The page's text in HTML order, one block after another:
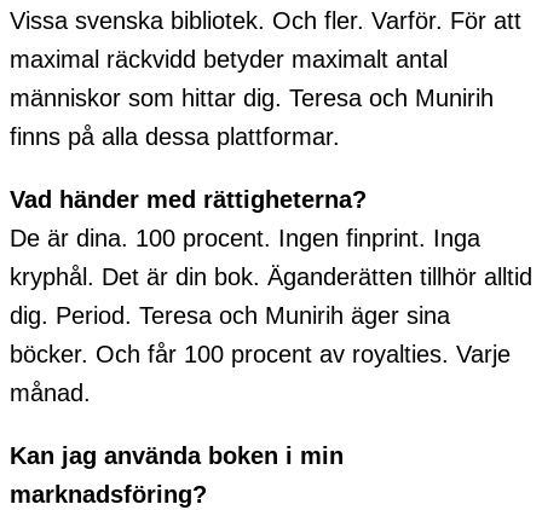
Vissa svenska bibliotek. Och fler. Varför. För att
maximal räckvidd betyder maximalt antal
människor som hittar dig. Teresa och Munirih
finns på alla dessa plattformar.
Vad händer med rättigheterna?
De är dina. 100 procent. Ingen finprint. Inga
kryphål. Det är din bok. Äganderätten tillhör alltid
dig. Period. Teresa och Munirih äger sina
böcker. Och får 100 procent av royalties. Varje
månad.
Kan jag använda boken i min
marknadsföring?